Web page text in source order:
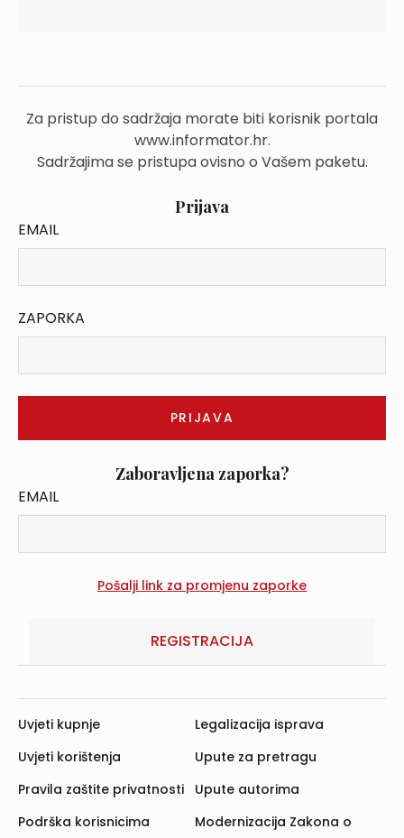
Za pristup do sadržaja morate biti korisnik portala
www.informator.hr.
Sadržajima se pristupa ovisno o Vašem paketu.
Prijava
EMAIL
ZAPORKA
Zaboravljena zaporka?
EMAIL
REGISTRACIJA
Uvjeti kupnje
Uvjeti korištenja
Pravila zaštite privatnosti
Podrška korisnicima
Legalizacija isprava
Upute za pretragu
Upute autorima
Modernizacija Zakona o